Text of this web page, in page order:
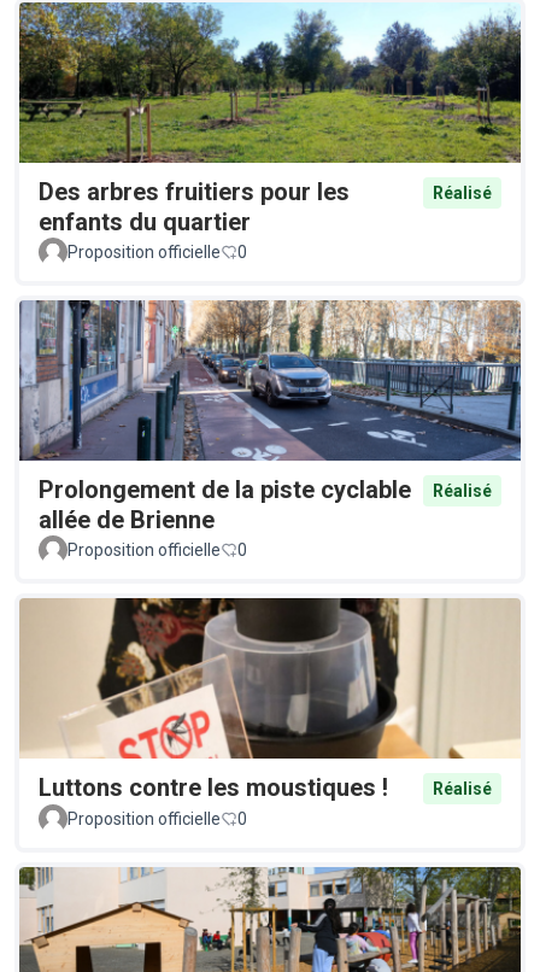
Des arbres fruitiers pour les
enfants du quartier
Réalisé
Proposition officielle 0
Prolongement de la piste cyclable
allée de Brienne
Réalisé
Proposition officielle 0
Luttons contre les moustiques !
Réalisé
Proposition officielle
0